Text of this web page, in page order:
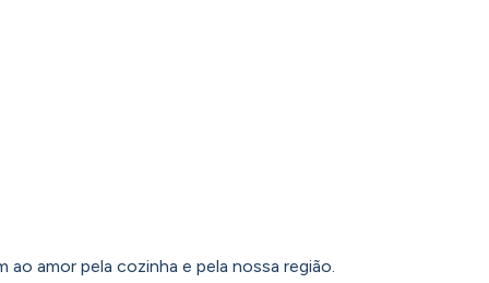
amor pela cozinha e pela nossa região.